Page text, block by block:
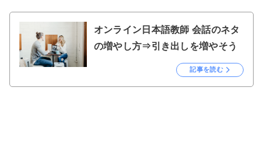
オンライン日本語教師 会話のネタ
の増やし方⇒引き出しを増やそう
記事を読む